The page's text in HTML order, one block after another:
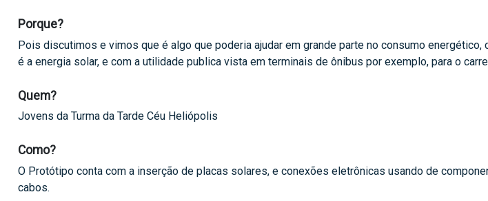
Porque?
Pois discutimos e vimos que é algo que poderia ajudar em grande parte no consumo energético,
é a energia solar, e com a utilidade publica vista em terminais de ônibus por exemplo, para o
Quem?
Jovens da Turma da Tarde Céu Heliópolis
Como?
O Protótipo conta com a inserção de placas solares, e conexões eletrônicas usando de
cabos.